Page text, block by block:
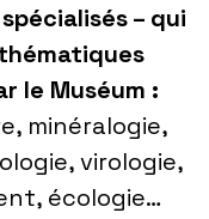
– qui
le Muséum :
minéralogie,
virologie,
écologie…